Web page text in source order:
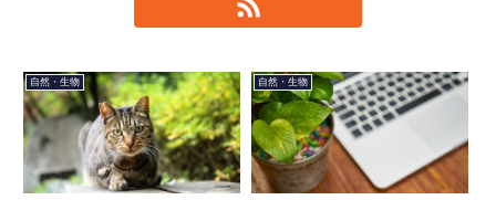
自然・生物 自然・生物